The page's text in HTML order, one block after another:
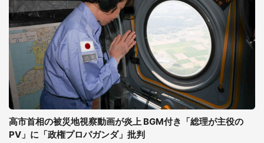
高市首相の被災地視察動画が炎上 BGM付き「総理が主役の
PV」に「政権プロパガンダ」批判